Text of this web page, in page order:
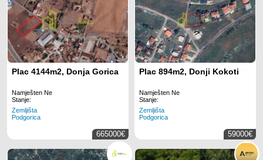
Plac 4144m2, Donja Gorica
Namješten Ne
Stanje:
Zemljišta
Podgorica
665000€
Plac 894m2, Donji Kokoti
Namješten Ne
Stanje:
Zemljišta
Podgorica
59000€